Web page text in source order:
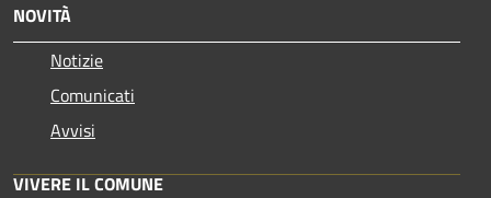
NOVITÀ
Notizie
Comunicati
Avvisi
VIVERE IL COMUNE